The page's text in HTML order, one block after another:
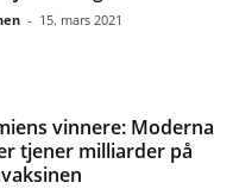
- 15. mars 2021
vinnere: Moderna
tjener milliarder på